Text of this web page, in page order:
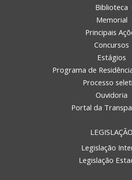
Biblioteca
Memorial
Principais
Concursos
Estágios
Programa de
Processo
Ouvidoria
Portal da
LEGISLAÇÃO
Legislação
Legislação